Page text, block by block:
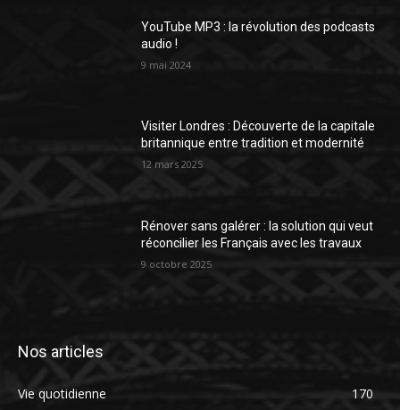
YouTube MP3 : la révolution des podcasts
audio !
9 mai 2024
Visiter Londres : Découverte de la capitale
britannique entre tradition et modernité
12 mars 2025
Rénover sans galérer : la solution qui veut
réconcilier les Français avec les travaux
9 octobre 2025
Nos articles
Vie quotidienne
170